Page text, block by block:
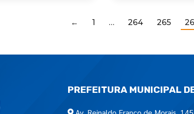
← 1 … 264 265
PREFEITURA MUNICIPAL